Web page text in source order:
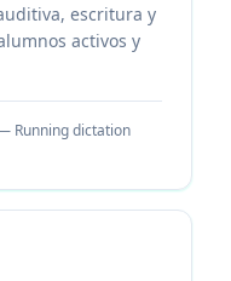
escritura y
activos y
Running dictation